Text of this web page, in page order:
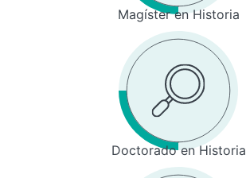
Magíster en Historia
Doctorado en Historia